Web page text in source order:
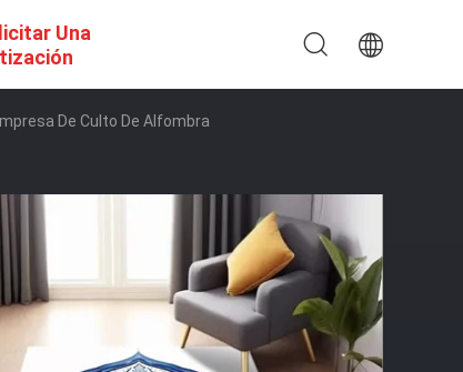
Una
De Culto De Alfombra